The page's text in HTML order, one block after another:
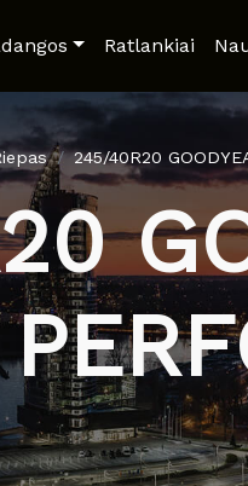
Ratlankiai
245/40R20